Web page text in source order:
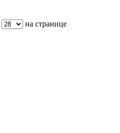
на странице